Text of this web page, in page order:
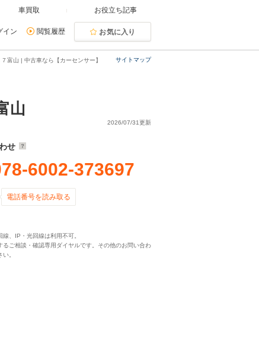
車買取 お役立ち記事
イン 閲覧履歴 お気に入り
サイトマップ
富山 | 中古車なら【カーセンサー】
山
2026/07/31更新
せ
6002-373697
電話番号を読み取る
、IP・光回線は利用不可。
ご相談・確認専用ダイヤルです。その他のお問い合わ
。